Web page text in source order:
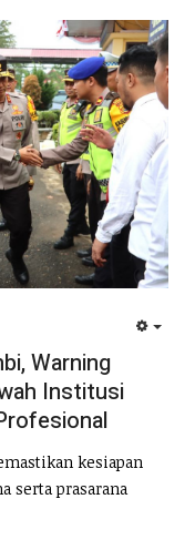
Warning
Institusi
kesiapan
serta prasarana